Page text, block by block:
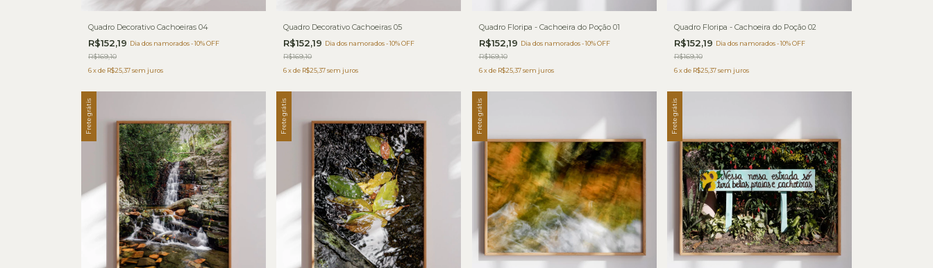
Quadro Decorativo Cachoeiras 04
R$152,19 Dia dos namorados - 10% OFF
R$169,10
6xde R$25,37sem juros
Quadro Decorativo Cachoeiras 05
R$152,19 Dia dos namorados - 10% OFF
R$169,10
6 xde R$25,37 sem juros
Quadro Floripa - Cachoeira do Poção 01
R$152,19 Dia dos namorados - 10% OFF
R$169,10
6 xde R$25,37 sem juros
Quadro Floripa - Cachoeira do Poção 02
R$152,19 Dia dos namorados - 10% OFF
R$169,10
6 xde R$25,37 sem juros
Frete grátis Frete grátis Frete grátis Frete grátis